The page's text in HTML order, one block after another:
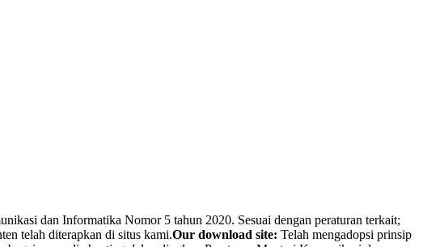
dan Informatika Nomor 5 tahun 2020. Sesuai dengan peraturan terkait;
telah diterapkan di situs kami.Our download site: Telah mengadopsi prinsip